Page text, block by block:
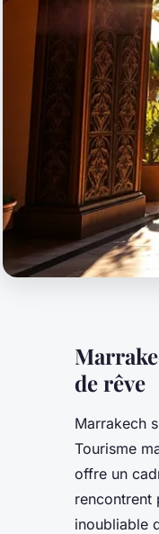
de rêve
Marrakech
Tourisme
offre un
rencontrent
inoubliable